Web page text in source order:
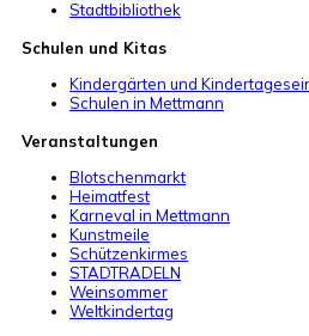
Stadtbibliothek
Schulen und Kitas
Kindergärten und
Schulen in Mettmann
Veranstaltungen
Blotschenmarkt
Heimatfest
Karneval in Mettmann
Kunstmeile
Schützenkirmes
STADTRADELN
Weinsommer
Weltkindertag